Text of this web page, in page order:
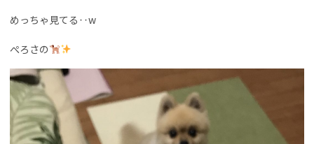
めっちゃ見てる‥w
ぺろさの